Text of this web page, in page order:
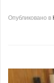
Опубликовано в